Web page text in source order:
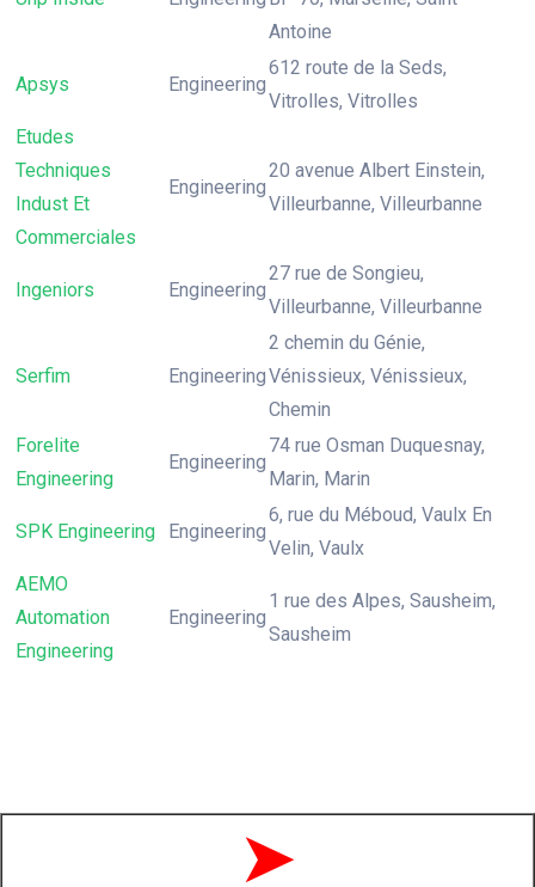
Antoine
Apsys Engineering
612 route de la Seds,
Vitrolles, Vitrolles
Etudes
Techniques
Indust Et
Commerciales
Engineering
20 avenue Albert Einstein,
Villeurbanne, Villeurbanne
Ingeniors Engineering
27 rue de Songieu,
Villeurbanne, Villeurbanne
Serfim Engineering
2 chemin du Génie,
Vénissieux, Vénissieux,
Chemin
Forelite
Engineering
Engineering
74 rue Osman Duquesnay,
Marin, Marin
SPK Engineering Engineering
6, rue du Méboud, Vaulx En
Velin, Vaulx
AEMO
Automation
Engineering
Engineering
1 rue des Alpes, Sausheim,
Sausheim